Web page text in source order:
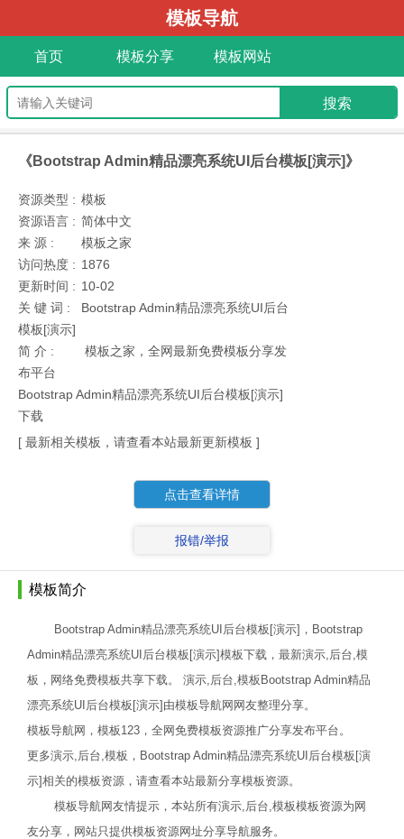
模板导航
首页 模板分享 模板网站
《Bootstrap Admin精品漂亮系统UI后台模板[演示]》
资源类型 : 模板
资源语言 : 简体中文
来 源 :
模板之家
访问热度 : 1876
更新时间 : 10-02
关 键 词 :
Bootstrap Admin精品漂亮系统UI后台
模板[演示]
简 介 :
模板之家，全网最新免费模板分享发
布平台
Bootstrap Admin精品漂亮系统UI后台模板[演示]
下载
[ 最新相关模板，请查看本站最新更新模板 ]
点击查看详情
报错/举报
模板简介
Bootstrap Admin精品漂亮系统UI后台模板[演示]，Bootstrap
Admin精品漂亮系统UI后台模板[演示]模板下载，最新演示,后台,模
板，网络免费模板共享下载。 演示,后台,模板Bootstrap Admin精品
漂亮系统UI后台模板[演示]由模板导航网网友整理分享。
模板导航网，模板123，全网免费模板资源推广分享发布平台。
更多演示,后台,模板，Bootstrap Admin精品漂亮系统UI后台模板[演
示]相关的模板资源，请查看本站最新分享模板资源。
模板导航网友情提示，本站所有演示,后台,模板模板资源为网
友分享，网站只提供模板资源网址分享导航服务。